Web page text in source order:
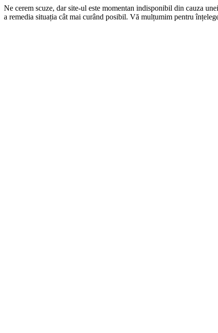
Ne cerem scuze, dar site-ul este momentan indisponibil din cauza
a remedia situația cât mai curând posibil. Vă mulțumim pentru